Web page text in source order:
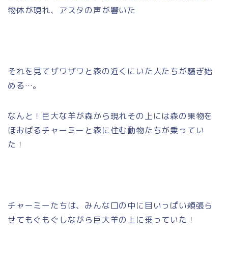
物体が現れ、アスタの声が響いた
それを見てザワザワと森の近くにいた人たちが騒ぎ始
める…。
なんと！巨大な羊が森から現れその上には森の果物を
ほおばるチャーミーと森に住む動物たちが乗ってい
た！
チャーミーたちは、みんな口の中に目いっぱい頬張ら
せてもぐもぐしながら巨大羊の上に乗っていた！